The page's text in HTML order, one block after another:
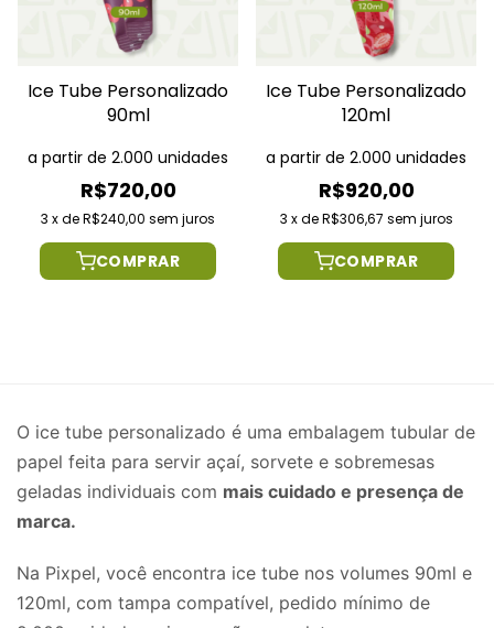
Ice Tube Personalizado
90ml
R$720,00
3 xdeR$240,00 sem juros
a partir de 2.000 unidades
COMPRAR
Ice Tube Personalizado
120ml
R$920,00
3 xdeR$306,67 sem juros
a partir de 2.000 unidades
COMPRAR
O ice tube personalizado é uma embalagem tubular de
papel feita para servir açaí, sorvete e sobremesas
geladas individuais com mais cuidado e presença de
marca.
Na Pixpel, você encontra ice tube nos volumes 90ml e
120ml, com tampa compatível, pedido mínimo de